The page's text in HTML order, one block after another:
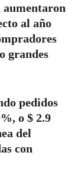
aumentaron
al año
grandes
pedidos
o $ 2.9
del
con